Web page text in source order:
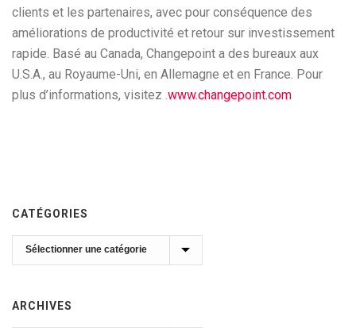
clients et les partenaires, avec pour conséquence des
améliorations de productivité et retour sur investissement
rapide. Basé au Canada, Changepoint a des bureaux aux
U.S.A., au Royaume-Uni, en Allemagne et en France. Pour
plus d’informations, visitez .www.changepoint.com
CATÉGORIES
Catégories
ARCHIVES